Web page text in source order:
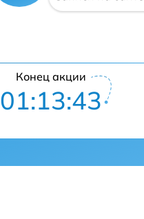
Конец акции
01:13:42